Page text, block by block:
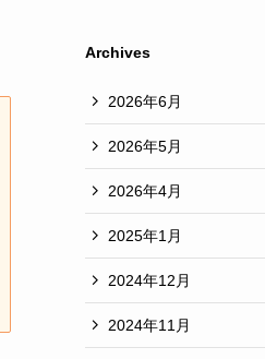
Archives
2026年6月
2026年5月
2026年4月
2025年1月
2024年12月
2024年11月